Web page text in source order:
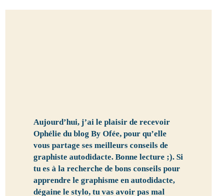
Aujourd’hui, j’ai le plaisir de recevoir
Ophélie du blog By Ofée, pour qu’elle
vous partage ses meilleurs conseils de
graphiste autodidacte. Bonne lecture ;). Si
tu es à la recherche de bons conseils pour
apprendre le graphisme en autodidacte,
dégaine le stylo, tu vas avoir pas mal